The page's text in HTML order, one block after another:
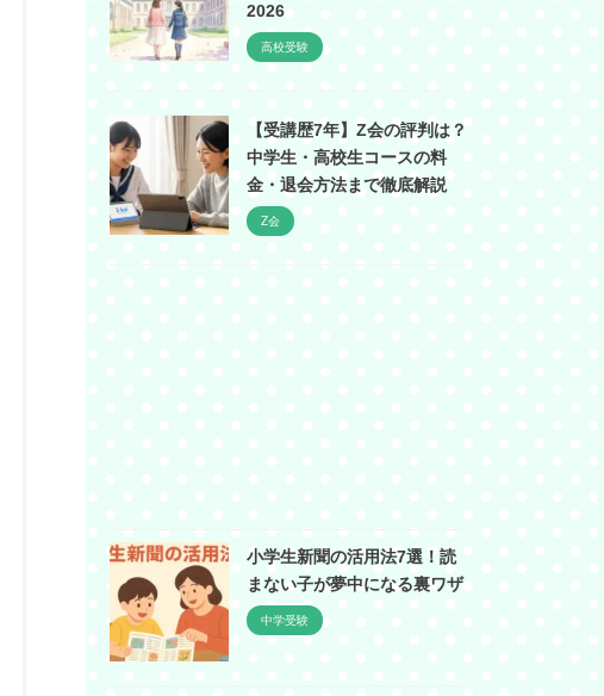
2026
高校受験
【受講歴7年】Z会の評判は？
中学生・高校生コースの料
金・退会方法まで徹底解説
Z会
小学生新聞の活用法7選！読
まない子が夢中になる裏ワザ
中学受験